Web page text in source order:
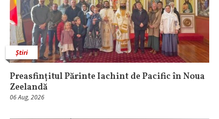
Știri
Preasfințitul Părinte Iachint de Pacific în Noua
Zeelandă
06 Aug, 2026